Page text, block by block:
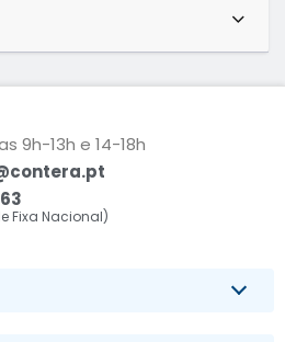
9h-13h e 14-18h
Fixa Nacional)